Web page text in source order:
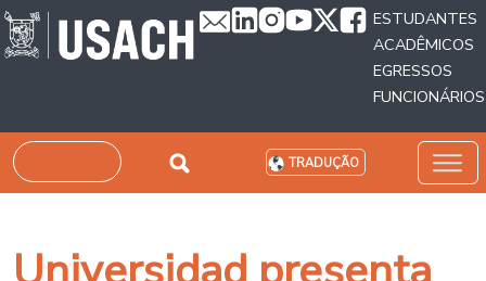
Passar para o conteúdo principal
ESTUDANTES
ACADÊMICOS
EGRESSOS
FUNCIONÁRIOS
Pesquisar TRADUÇÃO